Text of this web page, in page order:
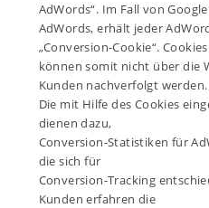
AdWords“. Im Fall von Google
AdWords, erhält jeder
„Conversion-Cookie“. Cookies
können somit nicht über die
Kunden nachverfolgt werden.
Die mit Hilfe des Cookies
dienen dazu,
Conversion-Statistiken für
die sich für
Conversion-Tracking
Kunden erfahren die